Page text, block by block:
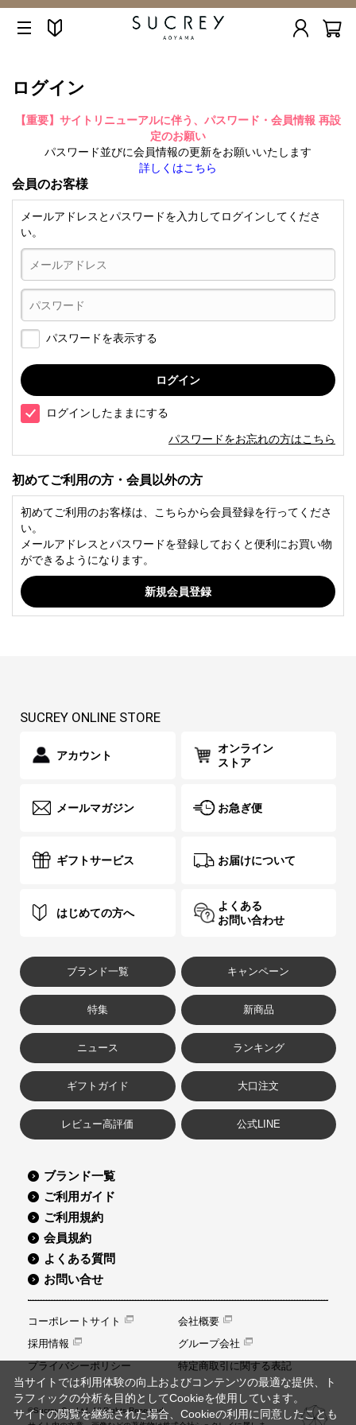
ログイン
【重要】サイトリニューアルに伴う、パスワード・会員情報 再設
定のお願い
パスワード並びに会員情報の更新をお願いいたします
詳しくはこちら
会員のお客様
メールアドレスとパスワードを入力してログインしてくださ
い。
パスワードを表示する
ログインしたままにする
パスワードをお忘れの方はこちら
初めてご利用の方・会員以外の方
初めてご利用のお客様は、こちらから会員登録を行ってくださ
い。
メールアドレスとパスワードを登録しておくと便利にお買い物
ができるようになります。
SUCREY ONLINE STORE
アカウント
オンライン
ストア
メールマガジン お急ぎ便
ギフトサービス お届けについて
はじめての方へ
よくある
お問い合わせ
ブランド一覧 キャンペーン
特集 新商品
ニュース ランキング
ギフトガイド 大口注文
レビュー高評価 公式LINE
ブランド一覧
ご利用ガイド
ご利用規約
会員規約
よくある質問
お問い合せ
コーポレートサイト
会社概要
採用情報
グループ会社
プライバシーポリシー
特定商取引に関する表記
©Sucrey Co.,Ltd. All Rights Reserved.
当サイトでは利用体験の向上およびコンテンツの最適な提供、ト
ラフィックの分析を目的としてCookieを使用しています。
サイトの閲覧を継続された場合、Cookieの利用に同意したことも